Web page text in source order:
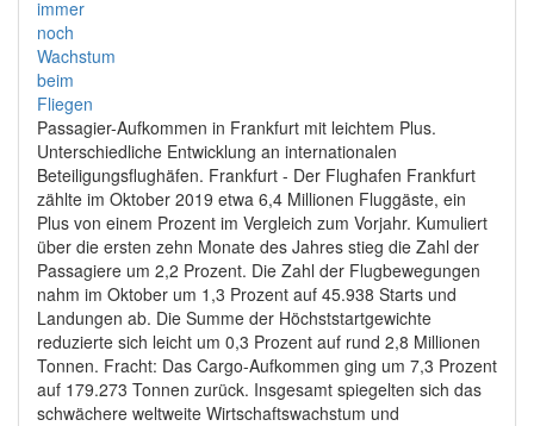
Passagier-Aufkommen in Frankfurt mit leichtem Plus.
Unterschiedliche Entwicklung an internationalen
Beteiligungsflughäfen. Frankfurt - Der Flughafen Frankfurt
zählte im Oktober 2019 etwa 6,4 Millionen Fluggäste, ein
Plus von einem Prozent im Vergleich zum Vorjahr. Kumuliert
über die ersten zehn Monate des Jahres stieg die Zahl der
Passagiere um 2,2 Prozent. Die Zahl der Flugbewegungen
nahm im Oktober um 1,3 Prozent auf 45.938 Starts und
Landungen ab. Die Summe der Höchststartgewichte
reduzierte sich leicht um 0,3 Prozent auf rund 2,8 Millionen
Tonnen. Fracht: Das Cargo-Aufkommen ging um 7,3 Prozent
auf 179.273 Tonnen zurück. Insgesamt spiegelten sich das
schwächere weltweite Wirtschaftswachstum und